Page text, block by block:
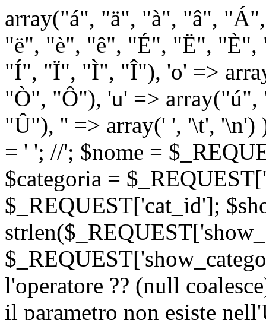
array("á", "ä", "à", "â",
"ë", "è", "ê", "É", "Ë",
"Í", "Ï", "Ì", "Î"), 'o' =>
"Ò", "Ô"), 'u' =>
"Û"), '' => array(' ', '\t',
= ' '; //'; $nome =
$categoria =
$_REQUEST['cat_id'];
l'operatore ?? (null
il parametro non esiste